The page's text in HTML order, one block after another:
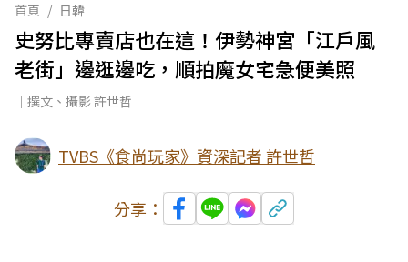
首頁 / 日韓
史努比專賣店也在這！伊勢神宮「江戶風
老街」邊逛邊吃，順拍魔女宅急便美照
｜撰文、攝影 許世哲
TVBS《食尚玩家》資深記者 許世哲
分享：